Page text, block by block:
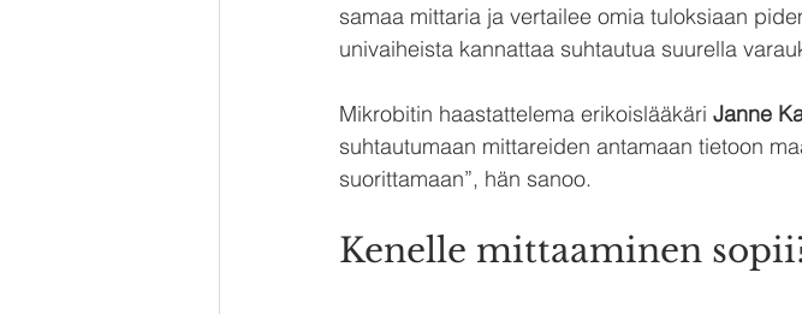
samaa mittaria ja vertailee omia tuloksiaan
univaiheista kannattaa suhtautua suurella
Mikrobitin haastattelema erikoislääkäri Janne
suhtautumaan mittareiden antamaan tietoon
suorittamaan”, hän sanoo.
Kenelle mittaaminen